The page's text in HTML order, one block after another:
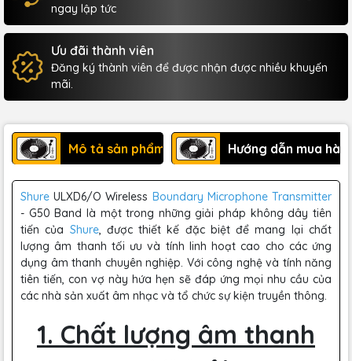
ngay lập tức
Ưu đãi thành viên
Đăng ký thành viên để được nhận được nhiều khuyến
mãi.
Mô tả sản phẩm Hướng dẫn mua
Shure ULXD6/O Wireless Boundary Microphone Transmitter
- G50 Band là một trong những giải pháp không dây tiên
tiến của Shure, được thiết kế đặc biệt để mang lại chất
lượng âm thanh tối ưu và tính linh hoạt cao cho các ứng
dụng âm thanh chuyên nghiệp. Với công nghệ và tính năng
tiên tiến, con vợ này hứa hẹn sẽ đáp ứng mọi nhu cầu của
các nhà sản xuất âm nhạc và tổ chức sự kiện truyền thông.
1. Chất lượng âm thanh